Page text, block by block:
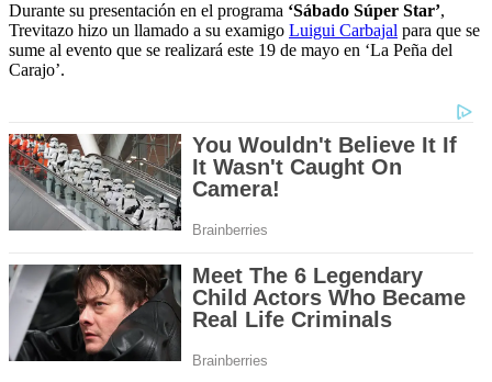
Durante su presentación en el programa ‘Sábado Súper Star’,
Trevitazo hizo un llamado a su examigo Luigui Carbajal para que se
sume al evento que se realizará este 19 de mayo en ‘La Peña del
Carajo’.